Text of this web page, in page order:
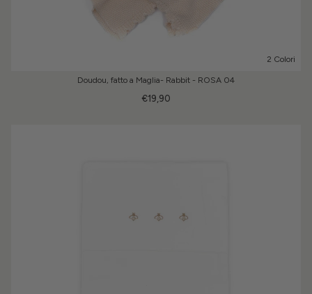
2 Colori
Doudou, fatto a Maglia- Rabbit - ROSA 04
€19,90